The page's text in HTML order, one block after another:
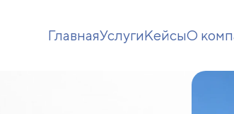
ГлавнаяУслугиКейсыО